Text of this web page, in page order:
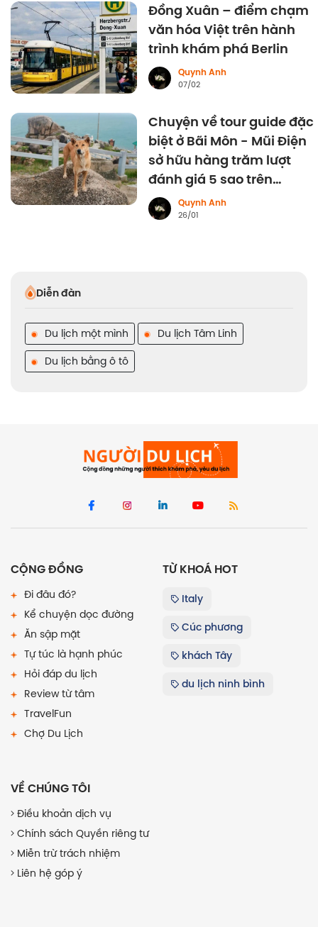
Đồng Xuân – điểm chạm
văn hóa Việt trên hành
trình khám phá Berlin
Quynh Anh
07/02
Chuyện về tour guide đặc
biệt ở Bãi Môn - Mũi Điện
sở hữu hàng trăm lượt
đánh giá 5 sao trên
GoogleQuynh Anh
26/01
Diễn đàn
Du lịch một mình
Du lịch Tâm Linh
Du lịch bằng ô tô
CỘNG ĐỒNG
Đi đâu đó?
Kể chuyện dọc đường
Ăn sập mặt
Tự túc là hạnh phúc
Hỏi đáp du lịch
Review từ tâm
TravelFun
Chợ Du Lịch
TỪ KHOÁ HOT
Italy
Cúc phương
khách Tây
du lịch ninh bình
VỀ CHÚNG TÔI
Điều khoản dịch vụ
Chính sách Quyền riêng tư
Miễn trừ trách nhiệm
Liên hệ góp ý